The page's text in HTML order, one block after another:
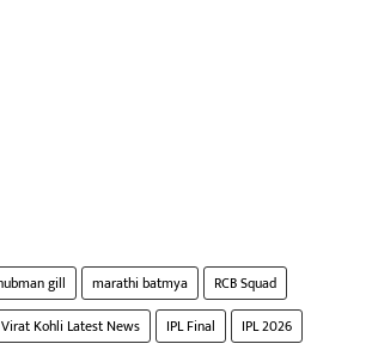
gill marathi batmya
RCB Squad
Virat Kohli Latest News IPL Final IPL 2026